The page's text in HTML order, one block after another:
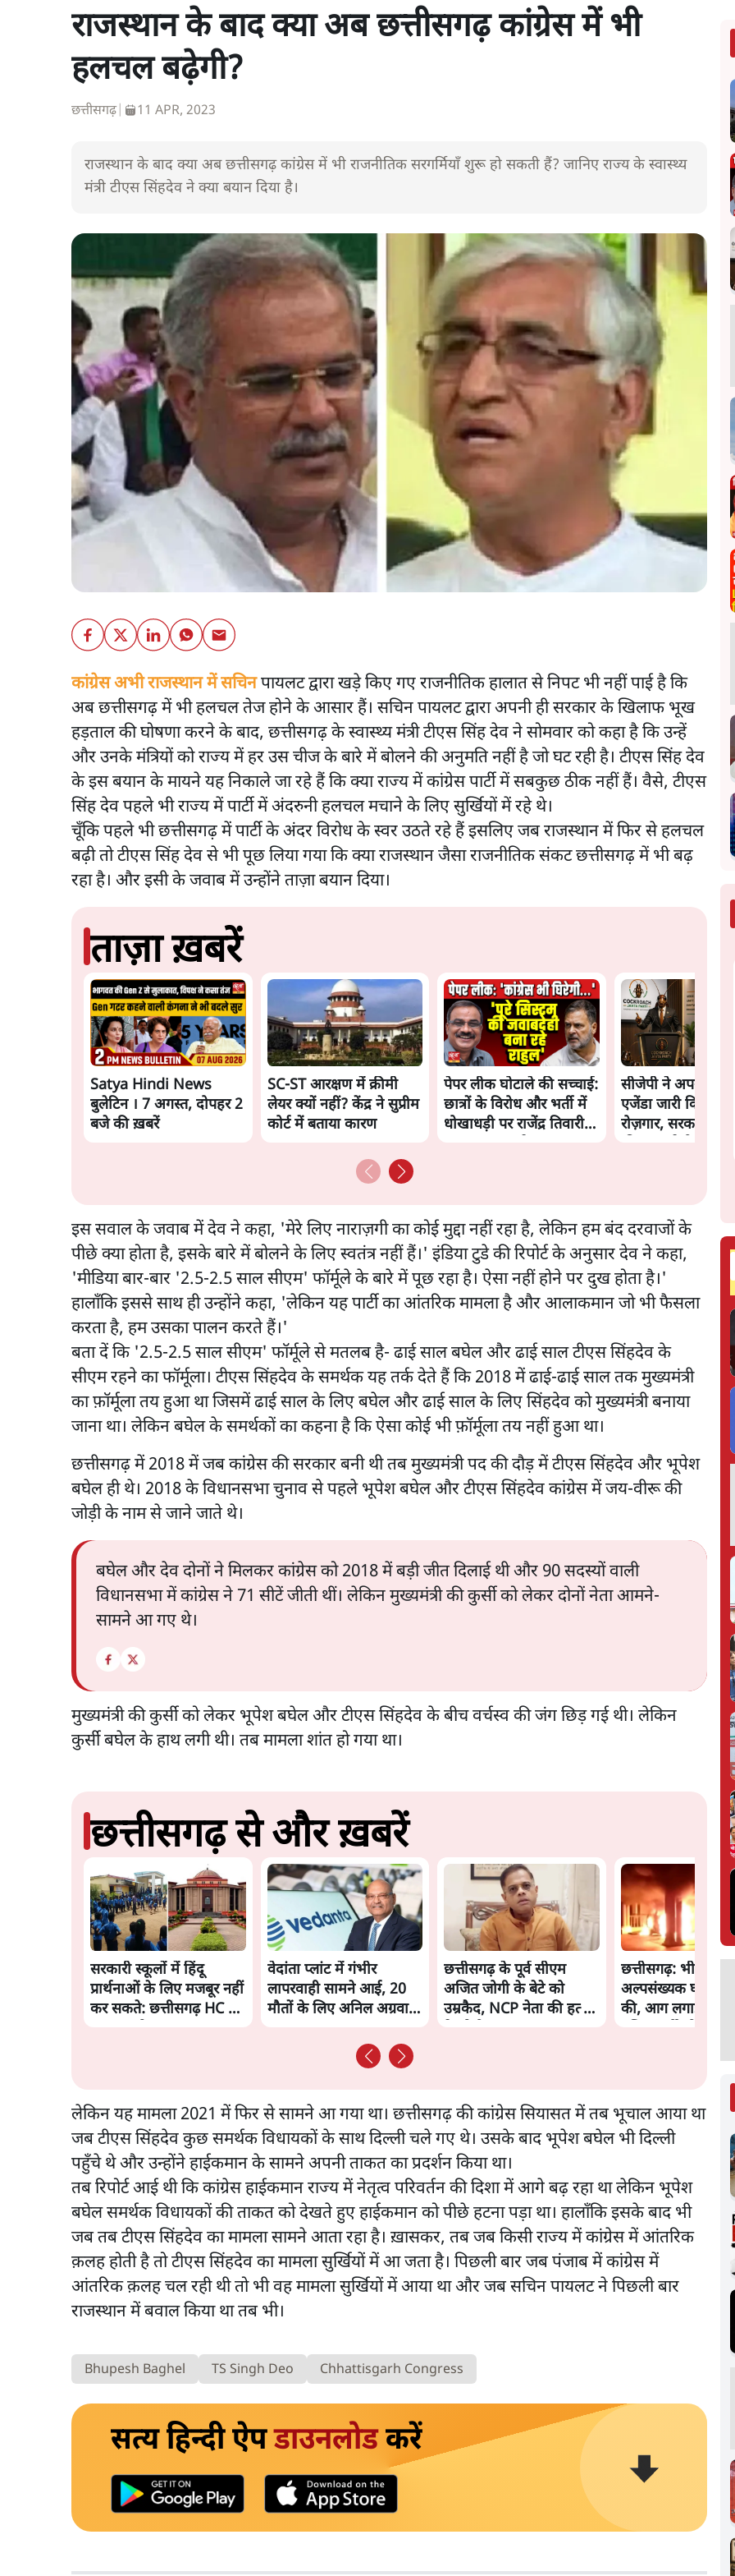
राजस्थान के बाद क्या अब छत्तीसगढ़ कांग्रेस में भी
हलचल बढ़ेगी?
छत्तीसगढ़| 11 APR, 2023
राजस्थान के बाद क्या अब छत्तीसगढ़ कांग्रेस में भी राजनीतिक सरगर्मियाँ शुरू हो सकती हैं? जानिए राज्य के स्वास्थ्य
मंत्री टीएस सिंहदेव ने क्या बयान दिया है।
कांग्रेस अभी राजस्थान में सचिनपायलट द्वारा खड़े किए गए राजनीतिक हालात से निपट भी नहीं पाई है कि
अब छत्तीसगढ़ में भी हलचल तेज होने के आसार हैं। सचिन पायलट द्वारा अपनी ही सरकार के खिलाफ भूख
हड़ताल की घोषणा करने के बाद, छत्तीसगढ़ के स्वास्थ्य मंत्री टीएस सिंह देव ने सोमवार को कहा है कि उन्हें
और उनके मंत्रियों को राज्य में हर उस चीज के बारे में बोलने की अनुमति नहीं है जो घट रही है। टीएस सिंह देव
के इस बयान के मायने यह निकाले जा रहे हैं कि क्या राज्य में कांग्रेस पार्टी में सबकुछ ठीक नहीं हैं। वैसे, टीएस
सिंह देव पहले भी राज्य में पार्टी में अंदरुनी हलचल मचाने के लिए सुर्खियों में रहे थे।
चूँकि पहले भी छत्तीसगढ़ में पार्टी के अंदर विरोध के स्वर उठते रहे हैं इसलिए जब राजस्थान में फिर से हलचल
बढ़ी तो टीएस सिंह देव से भी पूछ लिया गया कि क्या राजस्थान जैसा राजनीतिक संकट छत्तीसगढ़ में भी बढ़
रहा है। और इसी के जवाब में उन्होंने ताज़ा बयान दिया।
ताज़ा ख़बरें
Satya Hindi News
बुलेटिन । 7 अगस्त, दोपहर 2
बजे की ख़बरें
SC-ST आरक्षण में क्रीमी
लेयर क्यों नहीं? केंद्र ने सुप्रीम
कोर्ट में बताया कारण
पेपर लीक घोटाले की सच्चाई:
छात्रों के विरोध और भर्ती में
धोखाधड़ी पर राजेंद्र तिवारी।
सीजेपी ने अपना 4
एजेंडा जारी किया-
रोज़गार, सरकारी
इस सवाल के जवाब में देव ने कहा, 'मेरे लिए नाराज़गी का कोई मुद्दा नहीं रहा है, लेकिन हम बंद दरवाजों के
पीछे क्या होता है, इसके बारे में बोलने के लिए स्वतंत्र नहीं हैं।' इंडिया टुडे की रिपोर्ट के अनुसार देव ने कहा,
'मीडिया बार-बार '2.5-2.5 साल सीएम' फॉर्मूले के बारे में पूछ रहा है। ऐसा नहीं होने पर दुख होता है।'
हालाँकि इससे साथ ही उन्होंने कहा, 'लेकिन यह पार्टी का आंतरिक मामला है और आलाकमान जो भी फैसला
करता है, हम उसका पालन करते हैं।'
बता दें कि '2.5-2.5 साल सीएम' फॉर्मूले से मतलब है- ढाई साल बघेल और ढाई साल टीएस सिंहदेव के
सीएम रहने का फॉर्मूला। टीएस सिंहदेव के समर्थक यह तर्क देते हैं कि 2018 में ढाई-ढाई साल तक मुख्यमंत्री
का फ़ॉर्मूला तय हुआ था जिसमें ढाई साल के लिए बघेल और ढाई साल के लिए सिंहदेव को मुख्यमंत्री बनाया
जाना था। लेकिन बघेल के समर्थकों का कहना है कि ऐसा कोई भी फ़ॉर्मूला तय नहीं हुआ था।
छत्तीसगढ़ में 2018 में जब कांग्रेस की सरकार बनी थी तब मुख्यमंत्री पद की दौड़ में टीएस सिंहदेव और भूपेश
बघेल ही थे। 2018 के विधानसभा चुनाव से पहले भूपेश बघेल और टीएस सिंहदेव कांग्रेस में जय-वीरू की
जोड़ी के नाम से जाने जाते थे।
बघेल और देव दोनों ने मिलकर कांग्रेस को 2018 में बड़ी जीत दिलाई थी और 90 सदस्यों वाली
विधानसभा में कांग्रेस ने 71 सीटें जीती थीं। लेकिन मुख्यमंत्री की कुर्सी को लेकर दोनों नेता आमने-
सामने आ गए थे।
मुख्यमंत्री की कुर्सी को लेकर भूपेश बघेल और टीएस सिंहदेव के बीच वर्चस्व की जंग छिड़ गई थी। लेकिन
कुर्सी बघेल के हाथ लगी थी। तब मामला शांत हो गया था।
छत्तीसगढ़ से और ख़बरें
सरकारी स्कूलों में हिंदू
प्रार्थनाओं के लिए मजबूर नहीं
कर सकते: छत्तीसगढ़ HC से
वेदांता प्लांट में गंभीर
लापरवाही सामने आई, 20
मौतों के लिए अनिल अग्रवाल
छत्तीसगढ़ के पूर्व सीएम
अजित जोगी के बेटे को
उम्रकैद, NCP नेता की हत्या
छत्तीसगढ़: भीड़ ने
अल्पसंख्यक घरों में
की, आग लगाई, कई
लेकिन यह मामला 2021 में फिर से सामने आ गया था। छत्तीसगढ़ की कांग्रेस सियासत में तब भूचाल आया था
जब टीएस सिंहदेव कुछ समर्थक विधायकों के साथ दिल्ली चले गए थे। उसके बाद भूपेश बघेल भी दिल्ली
पहुँचे थे और उन्होंने हाईकमान के सामने अपनी ताकत का प्रदर्शन किया था।
तब रिपोर्ट आई थी कि कांग्रेस हाईकमान राज्य में नेतृत्व परिवर्तन की दिशा में आगे बढ़ रहा था लेकिन भूपेश
बघेल समर्थक विधायकों की ताकत को देखते हुए हाईकमान को पीछे हटना पड़ा था। हालाँकि इसके बाद भी
जब तब टीएस सिंहदेव का मामला सामने आता रहा है। ख़ासकर, तब जब किसी राज्य में कांग्रेस में आंतरिक
क़लह होती है तो टीएस सिंहदेव का मामला सुर्खियों में आ जता है। पिछली बार जब पंजाब में कांग्रेस में
आंतरिक क़लह चल रही थी तो भी वह मामला सुर्खियों में आया था और जब सचिन पायलट ने पिछली बार
राजस्थान में बवाल किया था तब भी।
Bhupesh Baghel TS Singh Deo Chhattisgarh Congress
सत्य हिन्दी ऐपडाउनलोडकरें